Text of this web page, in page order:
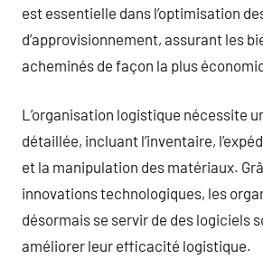
est essentielle dans l’optimisation
d’approvisionnement, assurant les
acheminés de façon la plus
L’organisation logistique nécessite
détaillée, incluant l’inventaire,
et la manipulation des matériaux.
innovations technologiques, les
désormais se servir de des logiciels
améliorer leur efficacité logistique.